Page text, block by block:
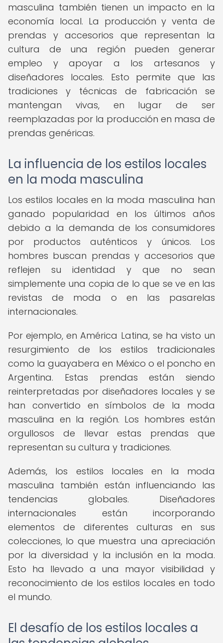
masculina también tienen un impacto en la
economía local. La producción y venta de
prendas y accesorios que representan la
cultura de una región pueden generar
empleo y apoyar a los artesanos y
diseñadores locales. Esto permite que las
tradiciones y técnicas de fabricación se
mantengan vivas, en lugar de ser
reemplazadas por la producción en masa de
prendas genéricas.
La influencia de los estilos locales
en la moda masculina
Los estilos locales en la moda masculina han
ganado popularidad en los últimos años
debido a la demanda de los consumidores
por productos auténticos y únicos. Los
hombres buscan prendas y accesorios que
reflejen su identidad y que no sean
simplemente una copia de lo que se ve en las
revistas de moda o en las pasarelas
internacionales.
Por ejemplo, en América Latina, se ha visto un
resurgimiento de los estilos tradicionales
como la guayabera en México o el poncho en
Argentina. Estas prendas están siendo
reinterpretadas por diseñadores locales y se
han convertido en símbolos de la moda
masculina en la región. Los hombres están
orgullosos de llevar estas prendas que
representan su cultura y tradiciones.
Además, los estilos locales en la moda
masculina también están influenciando las
tendencias globales. Diseñadores
internacionales están incorporando
elementos de diferentes culturas en sus
colecciones, lo que muestra una apreciación
por la diversidad y la inclusión en la moda.
Esto ha llevado a una mayor visibilidad y
reconocimiento de los estilos locales en todo
el mundo.
El desafío de los estilos locales a